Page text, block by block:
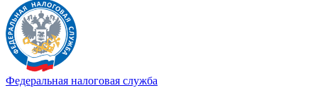
Федеральная налоговая служба